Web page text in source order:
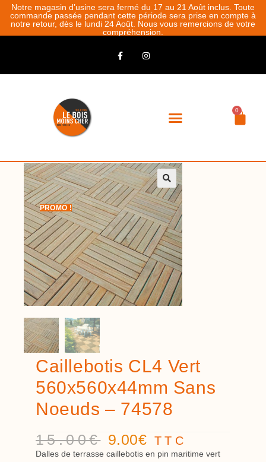
Notre magasin d’usine sera fermé du 17 au 21 Août inclus. Toute
commande passée pendant cette période sera prise en compte à
notre retour, dès le lundi 24 Août. Nous vous remercions de votre
compréhension.
0
PROMO !
Caillebotis CL4 Vert
560x560x44mm Sans
Noeuds – 74578
15.00€ 9.00€ TTC
Dalles de terrasse caillebotis en pin maritime vert